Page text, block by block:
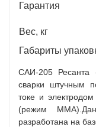
Гарантия
Вес, кг
Габариты
САИ-205 Ресанта
сварки штучным
токе и
(режим
разработана на